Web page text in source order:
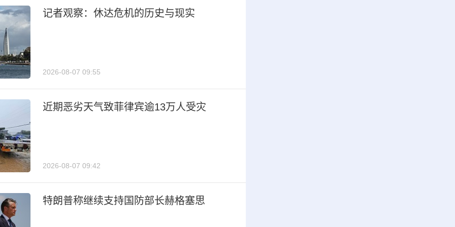
记者观察：休达危机的历史与现实
2026-08-07 09:55
近期恶劣天气致菲律宾逾13万人受灾
2026-08-07 09:42
特朗普称继续支持国防部长赫格塞思